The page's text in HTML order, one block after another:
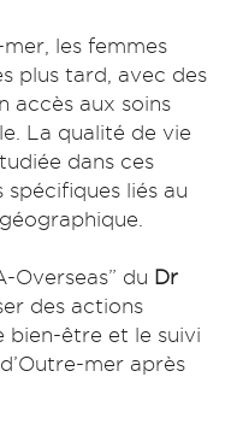
les femmes
plus tard, avec des
accès aux soins
La qualité de vie
dans ces
spécifiques liés au
Overseas” du Dr
des actions
bien-être et le suivi
mer après